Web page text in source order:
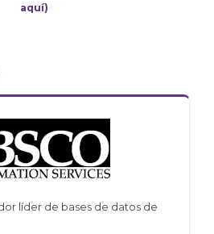
aquí)
líder de bases de datos de